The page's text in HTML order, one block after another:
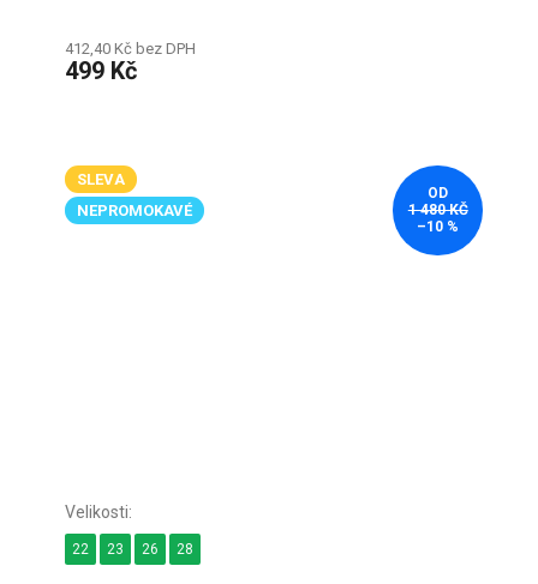
412,40 Kč bez DPH
499 Kč
SLEVA
NEPROMOKAVÉ
OD
1 480 KČ
–10 %
22 23 26 28